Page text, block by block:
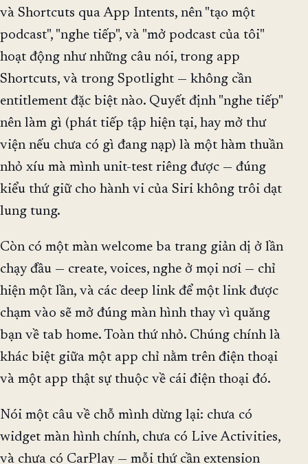
và Shortcuts qua App Intents, nên "tạo một
podcast", "nghe tiếp", và "mở podcast của tôi"
hoạt động như những câu nói, trong app
Shortcuts, và trong Spotlight — không cần
entitlement đặc biệt nào. Quyết định "nghe tiếp"
nên làm gì (phát tiếp tập hiện tại, hay mở thư
viện nếu chưa có gì đang nạp) là một hàm thuần
nhỏ xíu mà mình unit-test riêng được — đúng
kiểu thứ giữ cho hành vi của Siri không trôi dạt
lung tung.
Còn có một màn welcome ba trang giản dị ở lần
chạy đầu — create, voices, nghe ở mọi nơi — chỉ
hiện một lần, và các deep link để một link được
chạm vào sẽ mở đúng màn hình thay vì quăng
bạn về tab home. Toàn thứ nhỏ. Chúng chính là
khác biệt giữa một app chỉ nằm trên điện thoại
và một app thật sự thuộc về cái điện thoại đó.
Nói một câu về chỗ mình dừng lại: chưa có
widget màn hình chính, chưa có Live Activities,
và chưa có CarPlay — mỗi thứ cần extension